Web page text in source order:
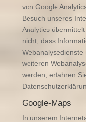
von Google
Besuch unseres
Analytics
nicht, dass
Webanalysedienste
weiteren
werden, erfahren
Google-Maps
In unserem